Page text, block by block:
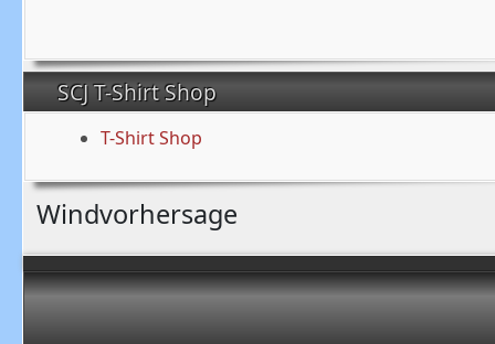
SCJ T-Shirt Shop
T-Shirt Shop
Windvorhersage